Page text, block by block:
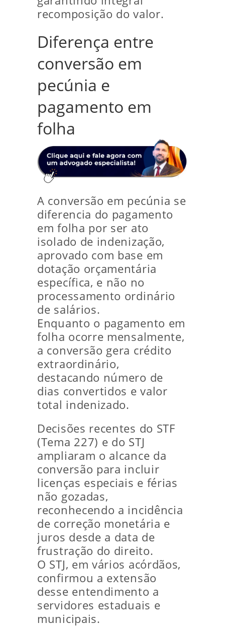
recomposição do valor.
Diferença entre
conversão em
pecúnia e
pagamento em
folha
A conversão em pecúnia se
diferencia do pagamento
em folha por ser ato
isolado de indenização,
aprovado com base em
dotação orçamentária
específica, e não no
processamento ordinário
de salários.
Enquanto o pagamento em
folha ocorre mensalmente,
a conversão gera crédito
extraordinário,
destacando número de
dias convertidos e valor
total indenizado.
Decisões recentes do STF
(Tema 227) e do STJ
ampliaram o alcance da
conversão para incluir
licenças especiais e férias
não gozadas,
reconhecendo a incidência
de correção monetária e
juros desde a data de
frustração do direito.
O STJ, em vários acórdãos,
confirmou a extensão
desse entendimento a
servidores estaduais e
municipais.